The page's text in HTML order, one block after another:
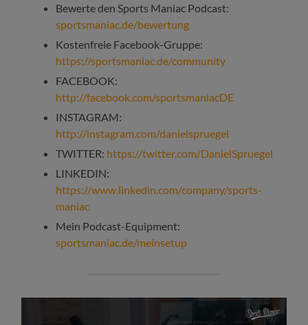
Bewerte den Sports Maniac Podcast:
sportsmaniac.de/bewertung
Kostenfreie Facebook-Gruppe:
https://sportsmaniac.de/community
FACEBOOK:
http://facebook.com/sportsmaniacDE
INSTAGRAM:
http://instagram.com/danielspruegel
TWITTER: https://twitter.com/DanielSpruegel
LINKEDIN:
https://www.linkedin.com/company/sports-
maniac
Mein Podcast-Equipment:
sportsmaniac.de/meinsetup